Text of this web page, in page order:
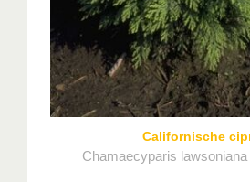
Californische
Chamaecyparis